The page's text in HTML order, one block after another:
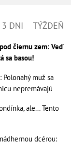
3 DNI TÝŽDEŇ
čiernu zem: Veď
sa basou!
muž sa
nepremávajú
ale... Tento
dcérou: